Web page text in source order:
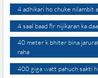
4 adhikari ho chuke nilambit
4 saal baad fir nijikaran ka
40 meter k bhiter bina
raha
400 giga watt pahuch sakti